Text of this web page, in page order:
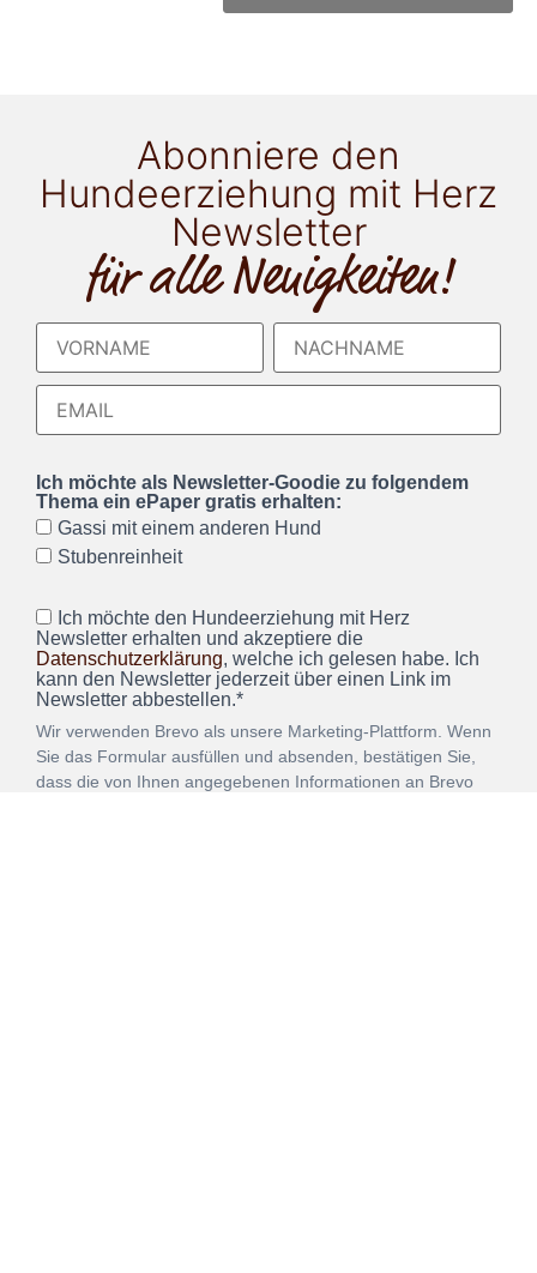
Abonniere den
Hundeerziehung mit Herz
Newsletter
für alle Neuigkeiten!
Ich möchte als Newsletter-Goodie zu folgendem
Thema ein ePaper gratis erhalten:
Gassi mit einem anderen Hund
Stubenreinheit
Ich möchte den Hundeerziehung mit Herz
Newsletter erhalten und akzeptiere die
Datenschutzerklärung, welche ich gelesen habe. Ich
kann den Newsletter jederzeit über einen Link im
Newsletter abbestellen.*
Wir verwenden Brevo als unsere Marketing-Plattform. Wenn
Sie das Formular ausfüllen und absenden, bestätigen Sie,
dass die von Ihnen angegebenen Informationen an Brevo